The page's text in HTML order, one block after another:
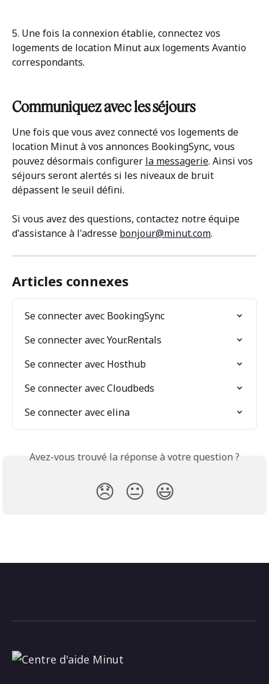
5. Une fois la connexion établie, connectez vos
logements de location Minut aux logements Avantio
correspondants.
Communiquez avec les séjours
Une fois que vous avez connecté vos logements de
location Minut à vos annonces BookingSync, vous
pouvez désormais configurer la messagerie. Ainsi vos
séjours seront alertés si les niveaux de bruit
dépassent le seuil défini.
Si vous avez des questions, contactez notre équipe
d'assistance à l'adresse bonjour@minut.com.
Articles connexes
Se connecter avec BookingSync
Se connecter avec Your.Rentals
Se connecter avec Hosthub
Se connecter avec Cloudbeds
Se connecter avec elina
Avez-vous trouvé la réponse à votre question ?
😞 😐 😃